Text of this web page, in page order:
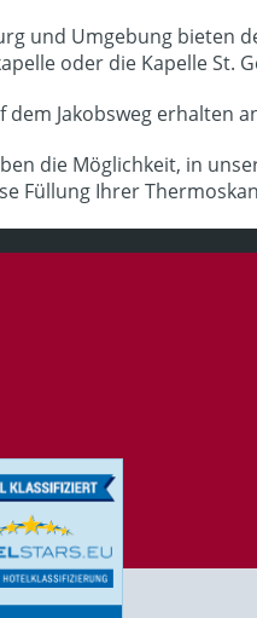
und Umgebung bieten
oder die Kapelle St.
dem Jakobsweg erhalten
die Möglichkeit, in
Füllung Ihrer